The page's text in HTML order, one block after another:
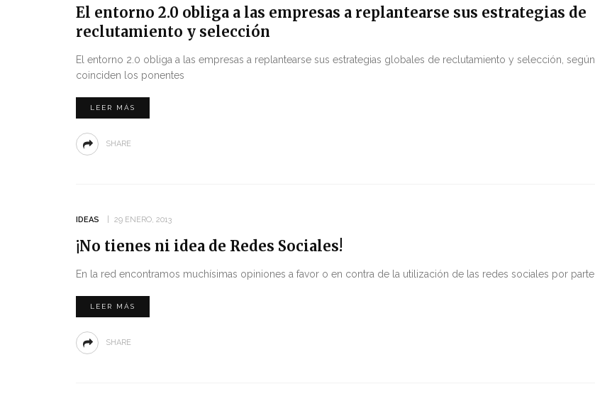
El entorno 2.0 obliga a las empresas a replantearse sus estrategias de
reclutamiento y selección
El entorno 2.0 obliga a las empresas a replantearse sus estrategias globales de reclutamiento y selección, según
coinciden los ponentes
LEER MÁS
SHARE
IDEAS 29 ENERO, 2013
¡No tienes ni idea de Redes Sociales!
En la red encontramos muchísimas opiniones a favor o en contra de la utilización de las redes sociales por parte
LEER MÁS
SHARE